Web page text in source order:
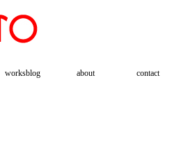
worksblog about contact